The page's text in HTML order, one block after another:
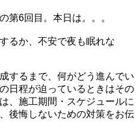
第6回目。本日は。。。
るか、不安で夜も眠れな
するまで、何がどう進んでい
日程が迫っているときはその
、施工期間・スケジュールに
後悔しないための対策をお伝